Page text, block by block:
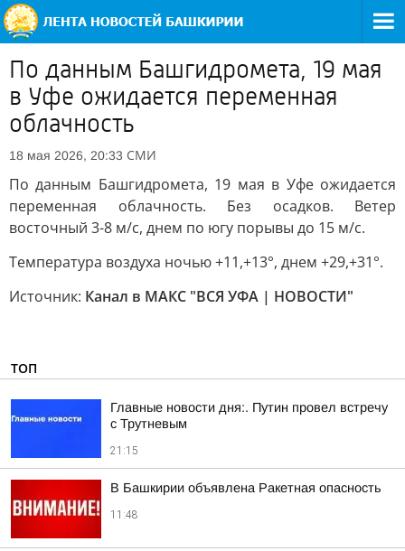
По данным Башгидромета, 19 мая
в Уфе ожидается переменная
облачность
18 мая 2026, 20:33 СМИ
По данным Башгидромета, 19 мая в Уфе ожидается
переменная облачность. Без осадков. Ветер
восточный 3-8 м/с, днем по югу порывы до 15 м/с.
Температура воздуха ночью +11,+13°, днем +29,+31°.
Источник: Канал в МАКС "ВСЯ УФА | НОВОСТИ"
ТОП
Главные новости дня:. Путин провел встречу
с Трутневым
21:15
В Башкирии объявлена Ракетная опасность
11:48